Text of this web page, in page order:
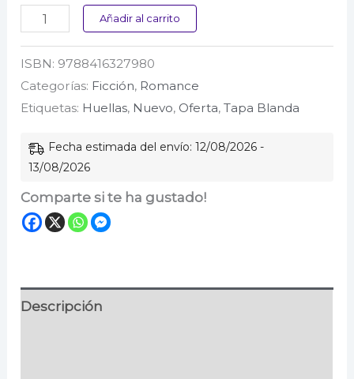
Sombra
del
Arcoíris
cantidad
Añadir al carrito
ISBN: 9788416327980
Categorías: Ficción, Romance
Etiquetas: Huellas, Nuevo, Oferta,Tapa Blanda
Fecha estimada del envío: 12/08/2026 -
13/08/2026
Comparte si te ha gustado!
Descripción